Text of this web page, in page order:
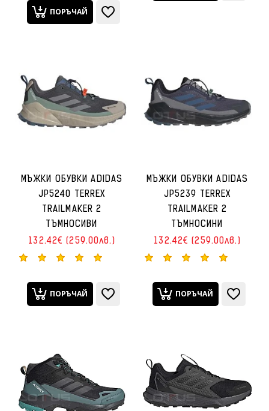
ПОРЪЧАЙ
МЪЖКИ ОБУВКИ ADIDAS
JP5240 TERREX
TRAILMAKER 2
ТЪМНОСИВИ
132.42€ (259.00лв.)
ПОРЪЧАЙ
МЪЖКИ ОБУВКИ ADIDAS
JP5239 TERREX
TRAILMAKER 2
ТЪМНОСИНИ
132.42€ (259.00лв.)
ПОРЪЧАЙ